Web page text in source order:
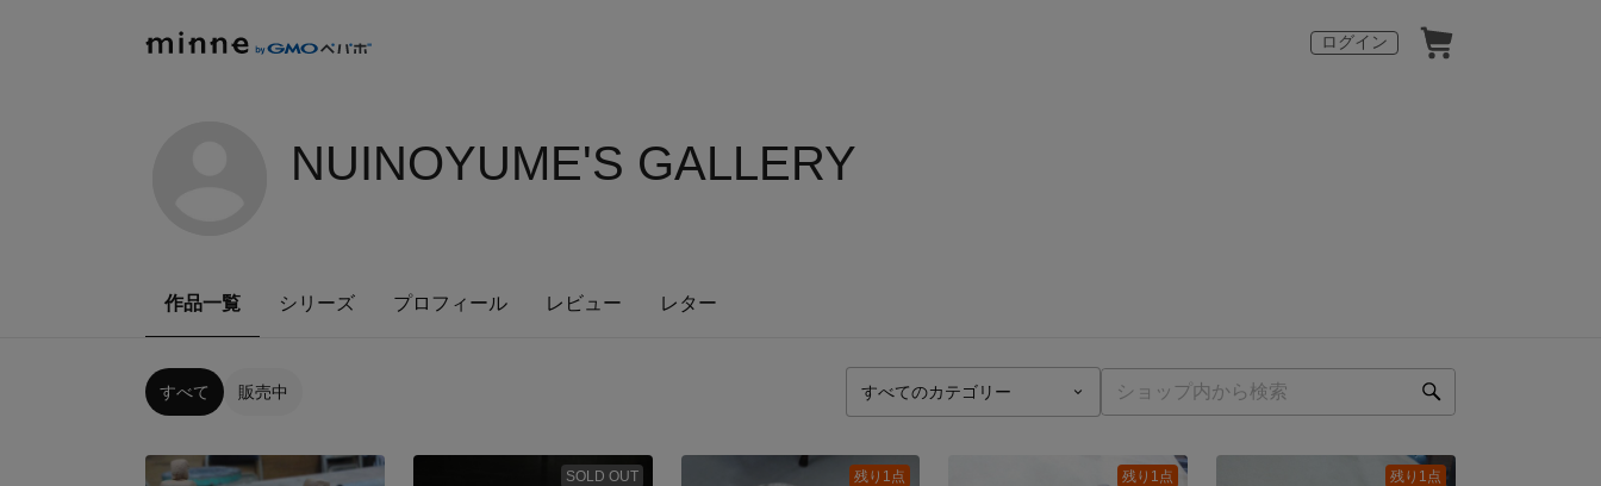
ログイン
NUINOYUME'S GALLERY
作品一覧 シリーズ プロフィール レビュー レター
すべて 販売中
SOLD OUT 残り1点 残り1点 残り1点